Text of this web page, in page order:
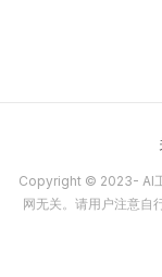
Copyright © 2023- AI
网无关。请用户注意自